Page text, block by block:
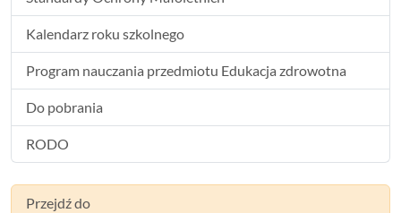
Kalendarz roku szkolnego
Program nauczania przedmiotu Edukacja zdrowotna
Do pobrania
RODO
Przejdź do